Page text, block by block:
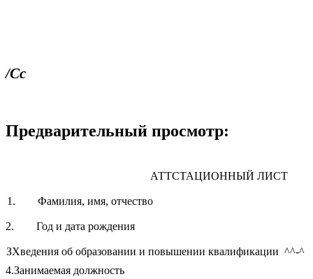
/Сс
Предварительный просмотр:
АТТСТАЦИОННЫЙ ЛИСТ
1. Фамилия, имя, отчество
2. Год и дата рождения
ЗХведения об образовании и повышении квалификации ^^-^
4.Занимаемая должность